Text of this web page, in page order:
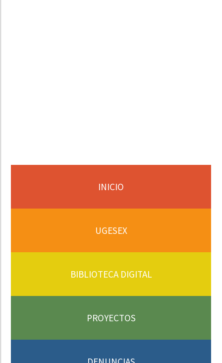
INICIO
UGESEX
BIBLIOTECA DIGITAL
PROYECTOS